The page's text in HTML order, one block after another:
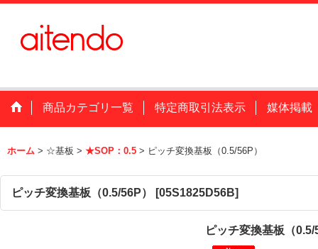
商品カテゴリ一覧 特定商取引法表示 媒体掲載
ホーム > ☆基板 > ★SOP：0.5 > ピッチ変換基板（0.5/56P）
ピッチ変換基板（0.5/56P） [05S1825D56B]
ピッチ変換基板（0.5/